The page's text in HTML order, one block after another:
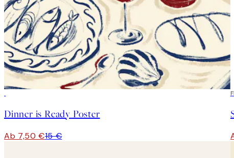
Dinner is Ready Poster
Ab 7,50 €15 €